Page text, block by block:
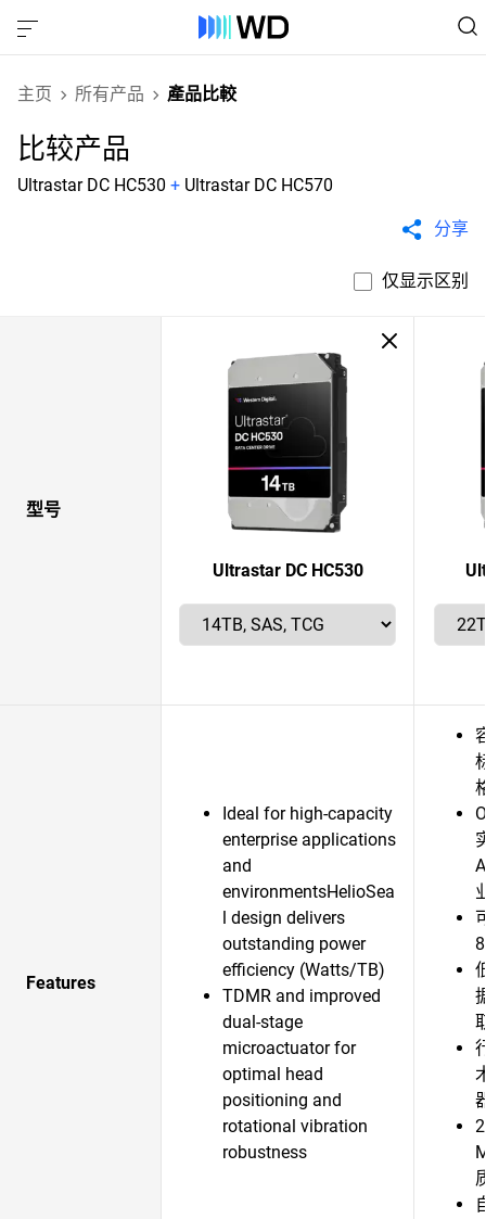
主页 所有产品 產品比較
比较产品
Ultrastar DC HC530 + Ultrastar DC HC570
分享
仅显示区别
型号
Ultrastar DC HC530
Features
Ideal for high-capacity
enterprise applications
and
environmentsHelioSea
l design delivers
outstanding power
efficiency (Watts/TB)
TDMR and improved
dual-stage
microactuator for
optimal head
positioning and
rotational vibration
robustness